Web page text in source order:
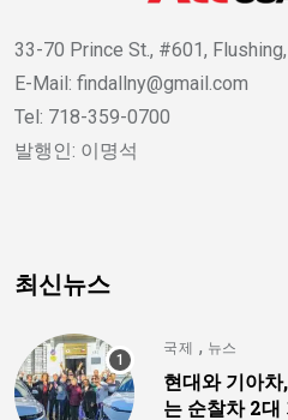
33-70 Prince St., #601,
E-Mail: findallny@gmail.com
Tel: 718-359-0700
발행인: 이명석
최신뉴스
국제 , 뉴스
현대와 기아
는 순찰차 2대